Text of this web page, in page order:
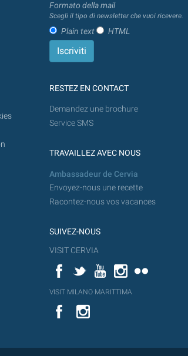
Formato della mail
Scegli il tipo di newsletter che vuoi ricevere.
Plain text HTML
RESTEZ EN CONTACT
Demandez une brochure
Service SMS
TRAVAILLEZ AVEC NOUS
Ambassadeur de Cervia
Envoyez-nous une recette
Racontez-nous vos vacances
SUIVEZ-NOUS
VISIT CERVIA
FacebookTwitterYouTubeInstagram
YouT
VISIT MILANO MARITTIMA
Flick
VISIT
MILANO
YouTube